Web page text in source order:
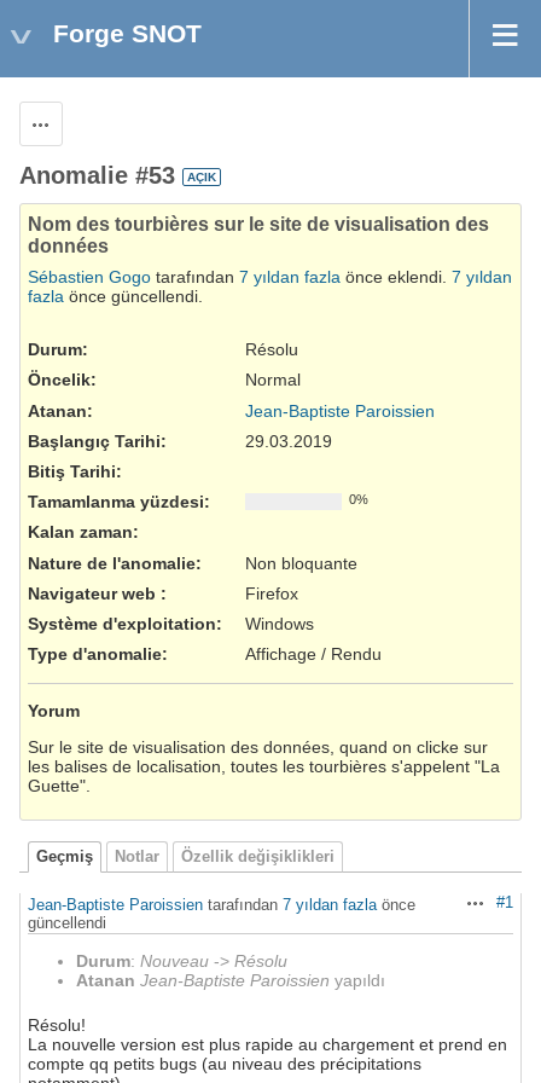
Forge SNOT
Anomalie #53 AÇIK
Nom des tourbières sur le site de visualisation des
données
Sébastien Gogo tarafından 7 yıldan fazla önce eklendi. 7 yıldan
fazla önce güncellendi.
Durum:
Résolu
Öncelik:
Normal
Atanan:
Jean-Baptiste Paroissien
Başlangıç Tarihi:
29.03.2019
Bitiş Tarihi:
Tamamlanma yüzdesi:
0%
Kalan zaman:
Nature de l'anomalie:
Non bloquante
Navigateur web :
Firefox
Système d'exploitation:
Windows
Type d'anomalie: Affichage / Rendu
Yorum
Sur le site de visualisation des données, quand on clicke sur
les balises de localisation, toutes les tourbières s'appelent "La
Guette".
Geçmiş Notlar Özellik değişiklikleri
Aksiyonlar
#1
Jean-Baptiste Paroissien tarafından 7 yıldan fazla önce
güncellendi
Durum: Nouveau -> Résolu
Atanan Jean-Baptiste Paroissien yapıldı
Résolu!
La nouvelle version est plus rapide au chargement et prend en
compte qq petits bugs (au niveau des précipitations